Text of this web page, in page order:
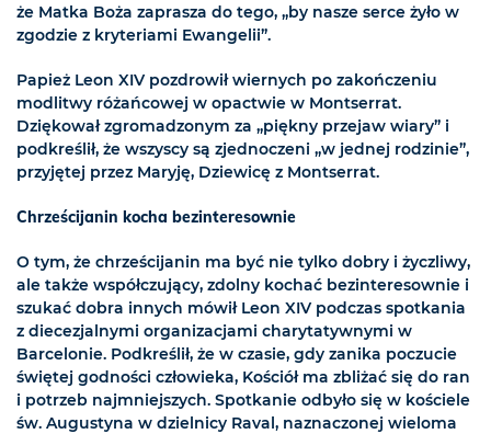
że Matka Boża zaprasza do tego, „by nasze serce żyło w
zgodzie z kryteriami Ewangelii”.
Papież Leon XIV pozdrowił wiernych po zakończeniu
modlitwy różańcowej w opactwie w Montserrat.
Dziękował zgromadzonym za „piękny przejaw wiary” i
podkreślił, że wszyscy są zjednoczeni „w jednej rodzinie”,
przyjętej przez Maryję, Dziewicę z Montserrat.
Chrześcijanin kocha bezinteresownie
O tym, że chrześcijanin ma być nie tylko dobry i życzliwy,
ale także współczujący, zdolny kochać bezinteresownie i
szukać dobra innych mówił Leon XIV podczas spotkania
z diecezjalnymi organizacjami charytatywnymi w
Barcelonie. Podkreślił, że w czasie, gdy zanika poczucie
świętej godności człowieka, Kościół ma zbliżać się do ran
i potrzeb najmniejszych. Spotkanie odbyło się w kościele
św. Augustyna w dzielnicy Raval, naznaczonej wieloma